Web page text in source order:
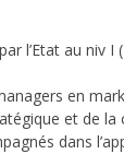
l’Etat au niv
en
et de
dans